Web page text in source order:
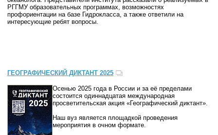
РГГМУ образовательных программах, возможностях
профориентации на базе Гидрокласса, а также ответили на
интересующие ребят вопросы.
ГЕОГРАФИЧЕСКИЙ ДИКТАНТ 2025
Осенью 2025 года в России и за её пределами
состоится одиннадцатая международная
просветительская акция «Географический диктант».
Наш вуз является площадкой проведения
мероприятия в очном формате.